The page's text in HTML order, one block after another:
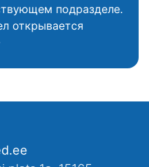
подразделе.
открывается